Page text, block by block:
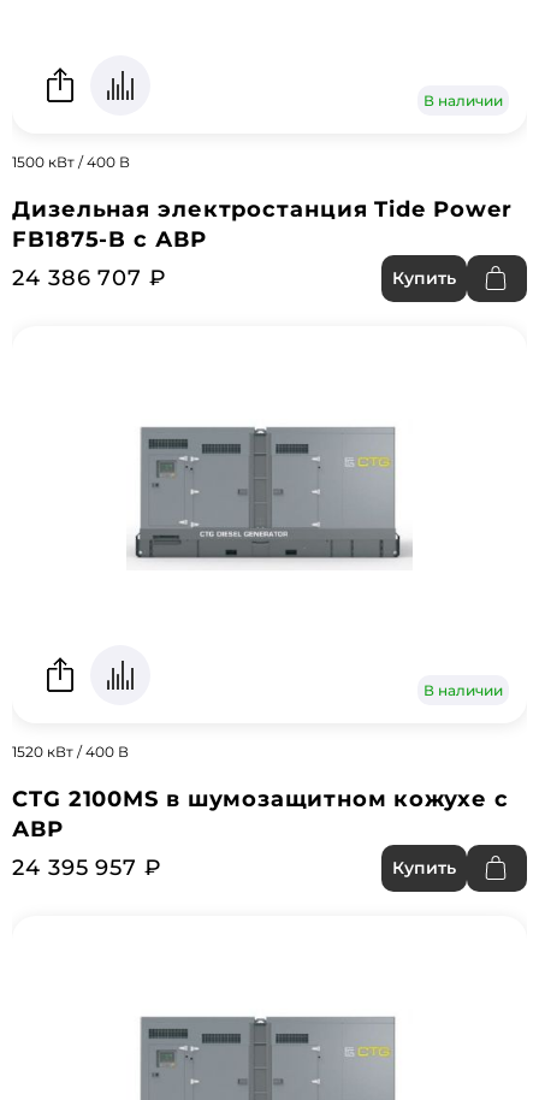
В наличии
1500 кВт / 400 В
Дизельная электростанция Tide Power
FB1875-B с АВР
24 386 707 ₽
Купить
В наличии
1520 кВт / 400 В
CTG 2100MS в шумозащитном кожухе с
АВР
24 395 957 ₽
Купить